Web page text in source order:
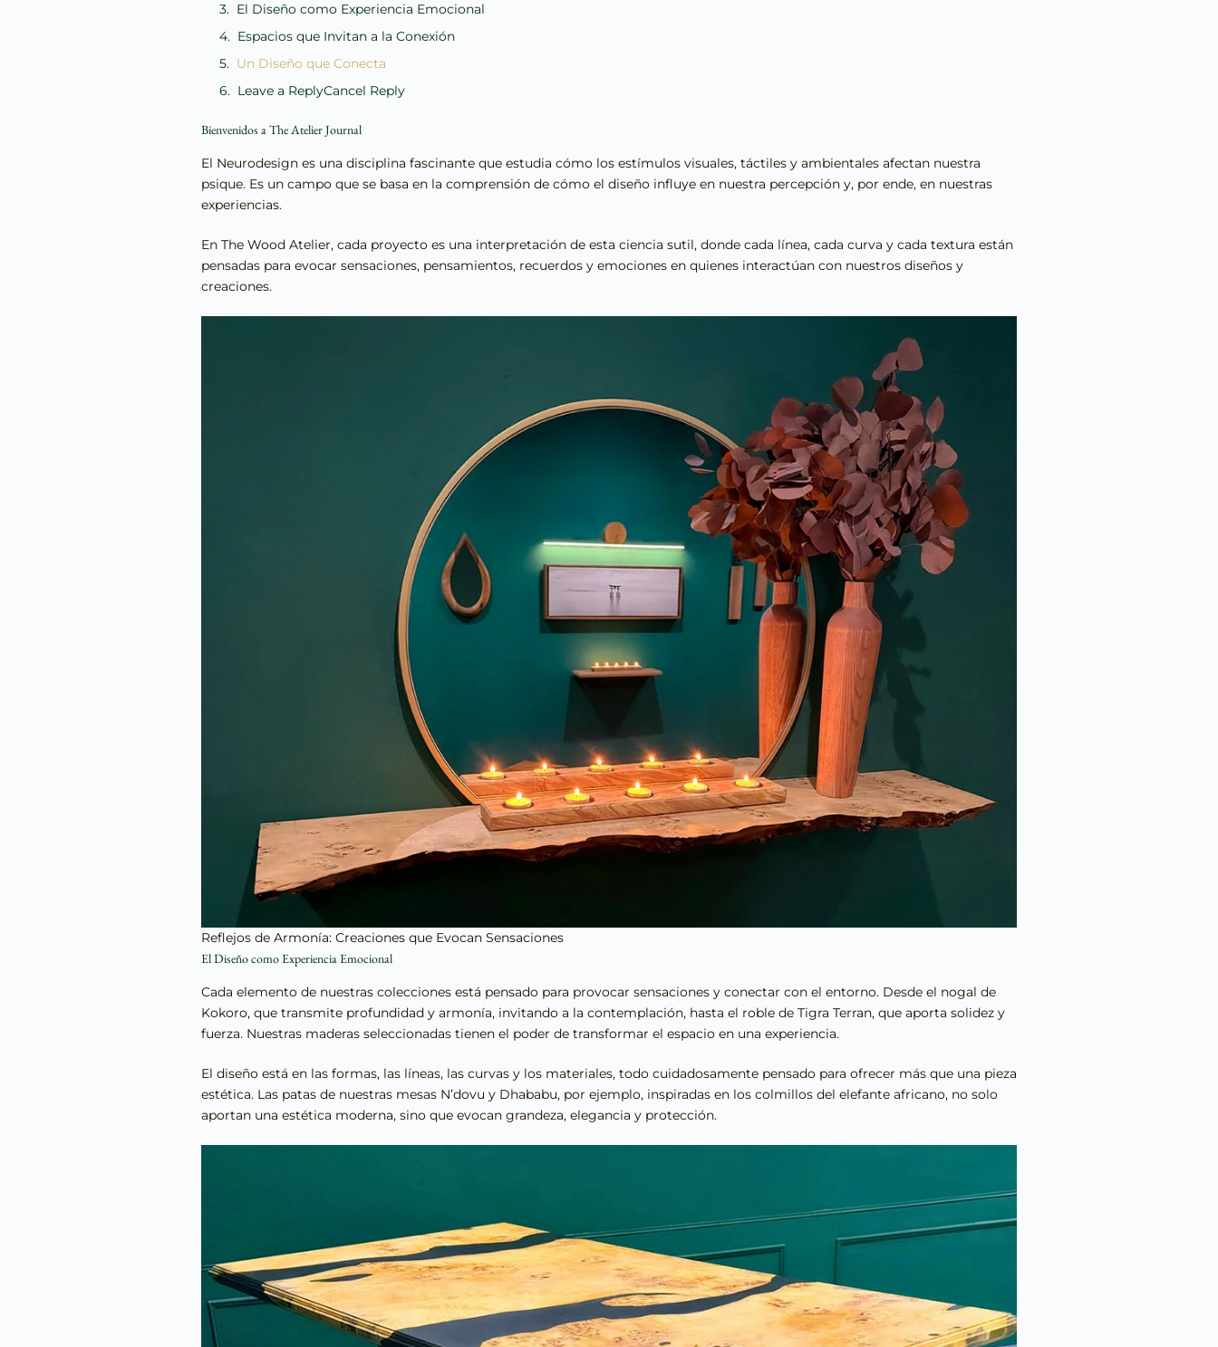
El Diseño como Experiencia Emocional
Espacios que Invitan a la Conexión
Un Diseño que Conecta
Leave a ReplyCancel Reply
Bienvenidos a The Atelier Journal
El Neurodesign es una disciplina fascinante que estudia cómo los estímulos visuales, táctiles y ambientales afectan nuestra
psique. Es un campo que se basa en la comprensión de cómo el diseño influye en nuestra percepción y, por ende, en nuestras
experiencias.
En The Wood Atelier, cada proyecto es una interpretación de esta ciencia sutil, donde cada línea, cada curva y cada textura están
pensadas para evocar sensaciones, pensamientos, recuerdos y emociones en quienes interactúan con nuestros diseños y
creaciones.
Reflejos de Armonía: Creaciones que Evocan Sensaciones
El Diseño como Experiencia Emocional
Cada elemento de nuestras colecciones está pensado para provocar sensaciones y conectar con el entorno. Desde el nogal de
Kokoro, que transmite profundidad y armonía, invitando a la contemplación, hasta el roble de Tigra Terran, que aporta solidez y
fuerza. Nuestras maderas seleccionadas tienen el poder de transformar el espacio en una experiencia.
El diseño está en las formas, las líneas, las curvas y los materiales, todo cuidadosamente pensado para ofrecer más que una pieza
estética. Las patas de nuestras mesas N’dovu y Dhababu, por ejemplo, inspiradas en los colmillos del elefante africano, no solo
aportan una estética moderna, sino que evocan grandeza, elegancia y protección.